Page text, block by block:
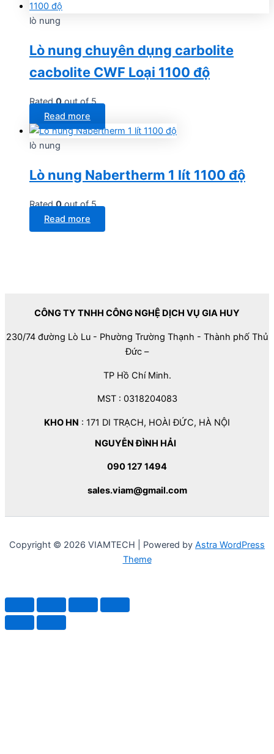
lò nung
Lò nung chuyên dụng carbolite
cacbolite CWF Loại 1100 độ
Rated0out of 5
Read more
lò nung
Lò nung Nabertherm 1 lít 1100 độ
Rated0out of 5
Read more
CÔNG TY TNHH CÔNG NGHỆ DỊCH VỤ GIA HUY
230/74 đường Lò Lu - Phường Trường Thạnh - Thành phố Thủ
Đức –
TP Hồ Chí Minh.
MST : 0318204083
KHO HN : 171 DI TRẠCH, HOÀI ĐỨC, HÀ NỘI
NGUYỄN ĐÌNH HẢI
090 127 1494
sales.viam@gmail.com
Copyright © 2026 VIAMTECH | Powered by Astra WordPress
Theme